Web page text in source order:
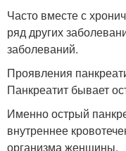
Часто вместе с
ряд других
заболеваний.
Проявления
Панкреатит бывает
Именно острый
внутреннее
организма женщины.